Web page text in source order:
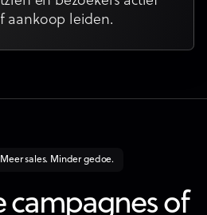
aankoop leiden.
sales. Minder gedoe.
campagnes of